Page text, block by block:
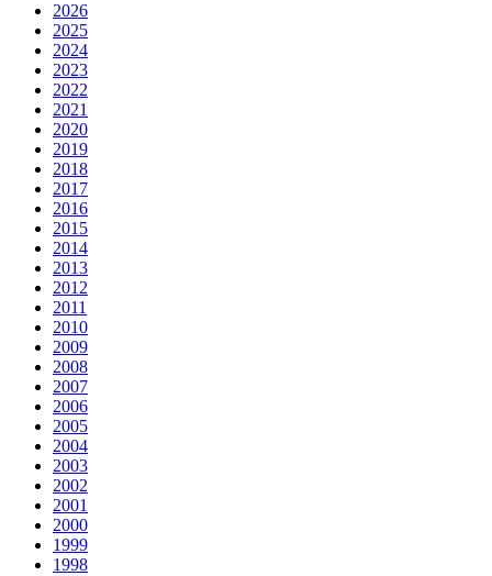
2026
2025
2024
2023
2022
2021
2020
2019
2018
2017
2016
2015
2014
2013
2012
2011
2010
2009
2008
2007
2006
2005
2004
2003
2002
2001
2000
1999
1998